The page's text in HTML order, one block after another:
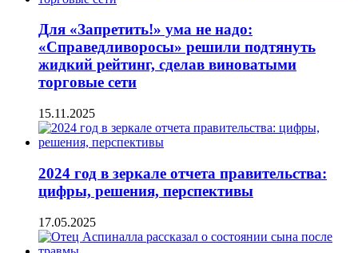
Для «Запретить!» ума не надо:
«Справедливоросы» решили подтянуть
жидкий рейтинг, сделав виноватыми
торговые сети
15.11.2025
2024 год в зеркале отчета правительства:
цифры, решения, перспективы
17.05.2025